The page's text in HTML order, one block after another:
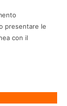
presentare le
con il